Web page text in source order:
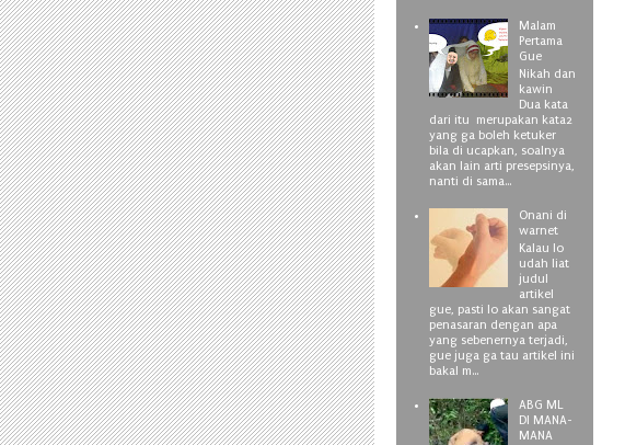
Malam
Pertama
Gue
Nikah dan
kawin
Dua kata
dari itu merupakan kata2
yang ga boleh ketuker
bila di ucapkan, soalnya
akan lain arti presepsinya,
nanti di sama...
Onani di
warnet
Kalau lo
udah liat
judul
artikel
gue, pasti lo akan sangat
penasaran dengan apa
yang sebenernya terjadi,
gue juga ga tau artikel ini
bakal m...
ABG ML
DI MANA-
MANA